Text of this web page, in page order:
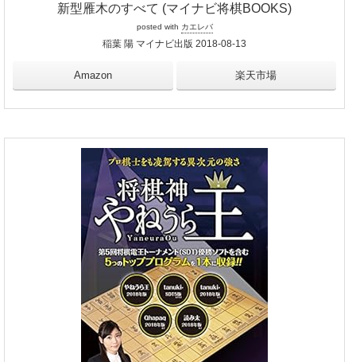
新型雁木のすべて (マイナビ将棋BOOKS)
posted with カエレバ
稲葉 陽 マイナビ出版 2018-08-13
Amazon 楽天市場